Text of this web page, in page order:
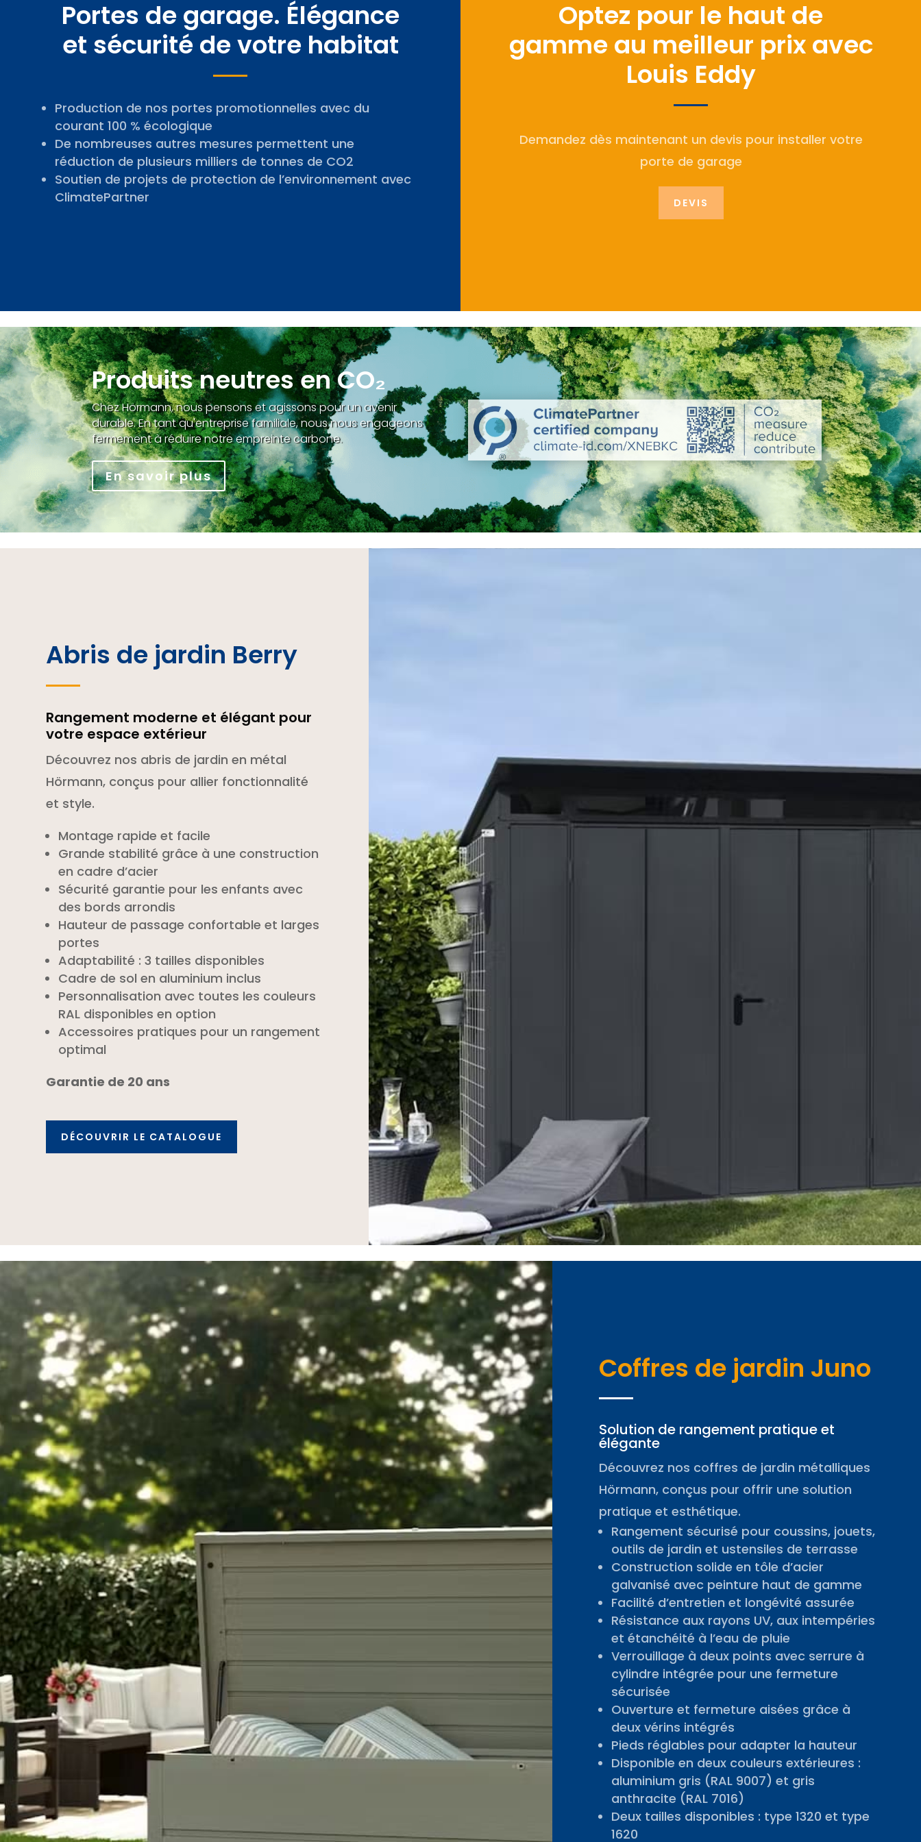
Portes de garage. Élégance
et sécurité de votre habitat
Production de nos portes promotionnelles avec du
courant 100 % écologique
De nombreuses autres mesures permettent une
réduction de plusieurs milliers de tonnes de CO2
Soutien de projets de protection de l’environnement avec
ClimatePartner
Optez pour le haut de
gamme au meilleur prix avec
Louis Eddy
Demandez dès maintenant un devis pour installer votre
porte de garage
DEVIS
Produits neutres en CO₂
Chez Hörmann, nous pensons et agissons pour un avenir
durable. En tant qu'entreprise familiale, nous nous engageons
fermement à réduire notre empreinte carbone.
En savoir plus
Abris de jardin Berry
Rangement moderne et élégant pour
votre espace extérieur
Découvrez nos abris de jardin en métal
Hörmann, conçus pour allier fonctionnalité
et style.
Montage rapide et facile
Grande stabilité grâce à une construction
en cadre d’acier
Sécurité garantie pour les enfants avec
des bords arrondis
Hauteur de passage confortable et larges
portes
Adaptabilité : 3 tailles disponibles
Cadre de sol en aluminium inclus
Personnalisation avec toutes les couleurs
RAL disponibles en option
Accessoires pratiques pour un rangement
optimal
Garantie de 20 ans
DÉCOUVRIR LE CATALOGUE
Coffres de jardin Juno
Solution de rangement pratique et
élégante
Découvrez nos coffres de jardin métalliques
Hörmann, conçus pour offrir une solution
pratique et esthétique.
Rangement sécurisé pour coussins, jouets,
outils de jardin et ustensiles de terrasse
Construction solide en tôle d’acier
galvanisé avec peinture haut de gamme
Facilité d’entretien et longévité assurée
Résistance aux rayons UV, aux intempéries
et étanchéité à l’eau de pluie
Verrouillage à deux points avec serrure à
cylindre intégrée pour une fermeture
sécurisée
Ouverture et fermeture aisées grâce à
deux vérins intégrés
Pieds réglables pour adapter la hauteur
Disponible en deux couleurs extérieures :
aluminium gris (RAL 9007) et gris
anthracite (RAL 7016)
Deux tailles disponibles : type 1320 et type
1620